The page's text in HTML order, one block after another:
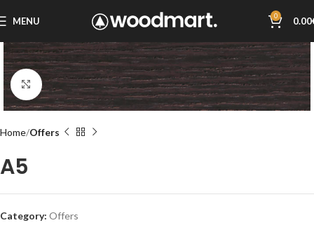
MENU 0 0.00
Click to enlarge
Home Offers
A5
Category: Offers